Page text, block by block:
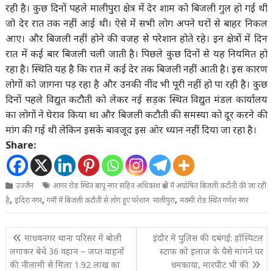
रही है। कुछ दिनों पहले मालीपुरा क्षेत्र में देर शाम को बिजली गुल हो गई थी
जो देर रात तक नहीं आई थी। ऐसे में सभी लोग अपने घरों से बाहर निकल
आए। और बिजली नहीं होने की वजह से परेशान होते रहे। इन क्षेत्रों में दिन
रात में कई बार बिजली चली जाती है। पिछले कुछ दिनों से यह नियमित हो
रहा है। स्थिति यह है कि रात में कई देर तक बिजली नहीं आती है। इस कारण
लोगों को जागना पड़ रहा है और उनकी नींद भी पूरी नहीं हो पा रही है। कुछ
दिनों पहले विद्युत कटौती को लेकर नई सड़क स्थित विद्युत मंडल कार्यालय
का लोगों ने घेराव किया था और बिजली कटौती की समस्या को दूर करने की
मांग की गई थी लेकिन इसके बावजूद इस ओर ध्यान नहीं दिया जा रहा है।
Share:
उज्जैन
आगर रोड स्थित बापू नगर सहित अधिकांश क्षेत्रों में अघोषित बिजली कटौती की जा रही
है,इंदिरा नगर,गर्मी में बिजली कटौती से लोग हुए परेशान मालीपुरा,मक्सी रोड स्थित गणेश नगर
Post
navigation
माधवनगर थाना परिसर में बोली
लगाकर बेचे 36 वहान – जप्त वाहनों
की नीलामी से मिला 1.92 लाख का
इंदौर में पुलिस की दबंगई: हॉस्पिटल
स्टाफ को इलाज के पैसे मांगने पर
धमकाया, मारपीट भी की